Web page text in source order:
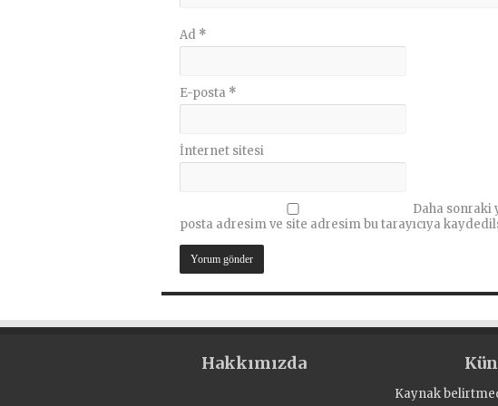
Ad *
E-posta *
İnternet sitesi
Daha sonraki
posta adresim ve site adresim bu tarayıcıya
Hakkımızda
Kaynak